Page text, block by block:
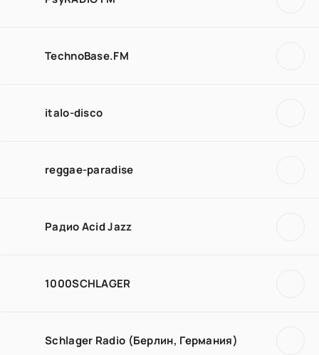
TechnoBase.FM
italo-disco
reggae-paradise
Радио Acid Jazz
1000SCHLAGER
Schlager Radio (Берлин, Германия)